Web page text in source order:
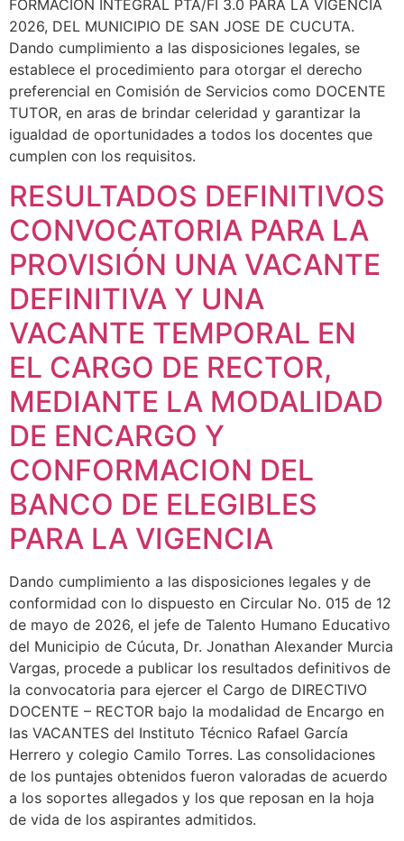
FORMACIÓN INTEGRAL PTA/FI 3.0 PARA LA VIGENCIA
2026, DEL MUNICIPIO DE SAN JOSE DE CUCUTA.
Dando cumplimiento a las disposiciones legales, se
establece el procedimiento para otorgar el derecho
preferencial en Comisión de Servicios como DOCENTE
TUTOR, en aras de brindar celeridad y garantizar la
igualdad de oportunidades a todos los docentes que
cumplen con los requisitos.
RESULTADOS DEFINITIVOS
CONVOCATORIA PARA LA
PROVISIÓN UNA VACANTE
DEFINITIVA Y UNA
VACANTE TEMPORAL EN
EL CARGO DE RECTOR,
MEDIANTE LA MODALIDAD
DE ENCARGO Y
CONFORMACION DEL
BANCO DE ELEGIBLES
PARA LA VIGENCIA
Dando cumplimiento a las disposiciones legales y de
conformidad con lo dispuesto en Circular No. 015 de 12
de mayo de 2026, el jefe de Talento Humano Educativo
del Municipio de Cúcuta, Dr. Jonathan Alexander Murcia
Vargas, procede a publicar los resultados definitivos de
la convocatoria para ejercer el Cargo de DIRECTIVO
DOCENTE – RECTOR bajo la modalidad de Encargo en
las VACANTES del Instituto Técnico Rafael García
Herrero y colegio Camilo Torres. Las consolidaciones
de los puntajes obtenidos fueron valoradas de acuerdo
a los soportes allegados y los que reposan en la hoja
de vida de los aspirantes admitidos.